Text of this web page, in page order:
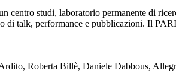
centro studi, laboratorio permanente di
di talk, performance e pubblicazioni. Il
Roberta Billè, Daniele Dabbous,